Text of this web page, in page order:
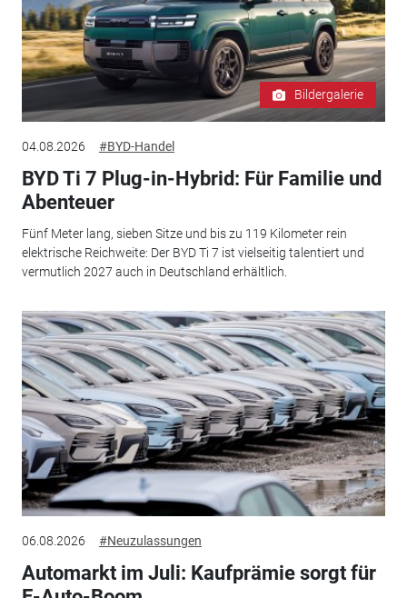
Bildergalerie
04.08.2026 #BYD-Handel
BYD Ti 7 Plug-in-Hybrid: Für Familie und
Abenteuer
Fünf Meter lang, sieben Sitze und bis zu 119 Kilometer rein
elektrische Reichweite: Der BYD Ti 7 ist vielseitig talentiert und
vermutlich 2027 auch in Deutschland erhältlich.
06.08.2026 #Neuzulassungen
Automarkt im Juli: Kaufprämie sorgt für